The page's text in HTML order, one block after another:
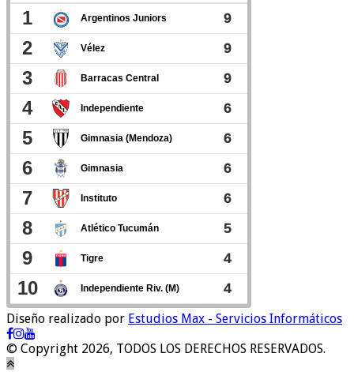
Diseño realizado por Estudios Max - Servicios Informáticos
© Copyright 2026, TODOS LOS DERECHOS RESERVADOS.